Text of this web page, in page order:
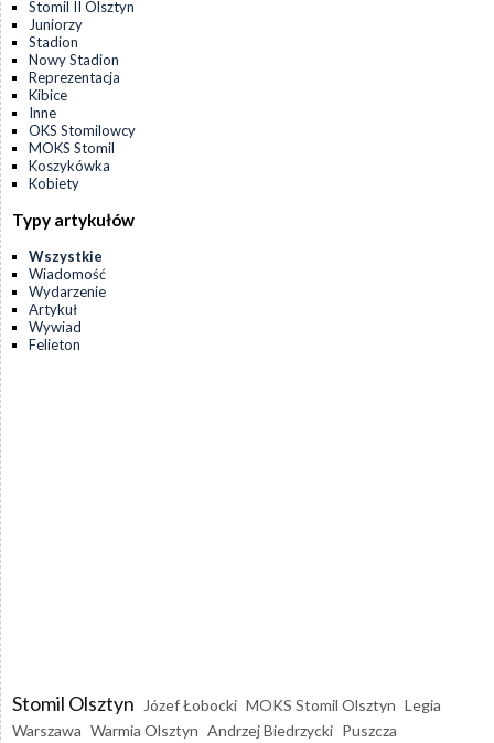
Stomil II Olsztyn
Juniorzy
Stadion
Nowy Stadion
Reprezentacja
Kibice
Inne
OKS Stomilowcy
MOKS Stomil
Koszykówka
Kobiety
Typy artykułów
Wszystkie
Wiadomość
Wydarzenie
Artykuł
Wywiad
Felieton
Stomil Olsztyn Józef Łobocki MOKS Stomil Olsztyn Legia
Warszawa Warmia Olsztyn Andrzej Biedrzycki Puszcza